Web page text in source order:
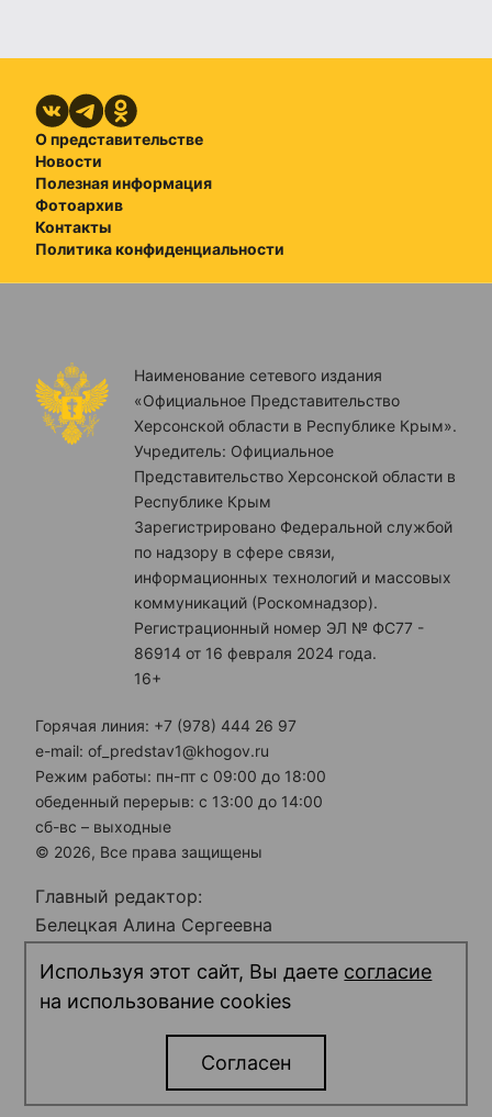
О представительстве
Новости
Полезная информация
Фотоархив
Контакты
Политика конфиденциальности
Наименование сетевого издания
«Официальное Представительство
Херсонской области в Республике Крым».
Учредитель: Официальное
Представительство Херсонской области в
Республике Крым
Зарегистрировано Федеральной службой
по надзору в сфере связи,
информационных технологий и массовых
коммуникаций (Роскомнадзор).
Регистрационный номер ЭЛ № ФС77 -
86914 от 16 февраля 2024 года.
16+
Горячая линия: +7 (978) 444 26 97
e-mail: of_predstav1@khogov.ru
Режим работы: пн-пт с 09:00 до 18:00
обеденный перерыв: с 13:00 до 14:00
сб-вс – выходные
© 2026, Все права защищены
Главный редактор:
Белецкая Алина Сергеевна
predstav_rk@khogov.ru
Телефон редакции: +7 (978) 698 12 80
Используя этот сайт, Вы даете согласие
на использование cookies
Согласен